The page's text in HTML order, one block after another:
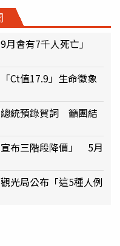
月會有7千人死亡」
Ct值17.9」生命徵象
統預錄賀詞 籲團結
布三階段降價」 5月
光局公布「這5種人例